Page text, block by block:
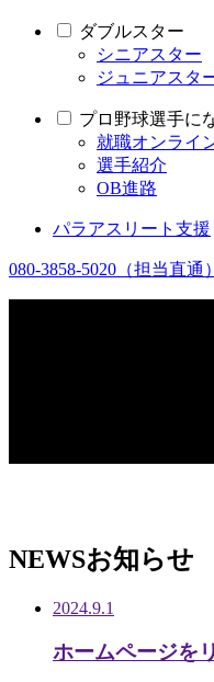
ダブルスター
シニアスター
ジュニアスタ
プロ野球選手に
就職オンライ
選手紹介
OB進路
パラアスリート支援
080-3858-5020 （担当直通）
NEWSお知らせ
2024.9.1
ホームページを